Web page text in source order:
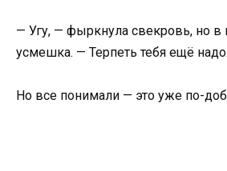
— Угу, — фыркнула свекровь, но в
усмешка. — Терпеть тебя ещё
Но все понимали — это уже по-